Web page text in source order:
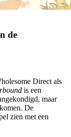
de
Direct als
is een
maar
De
zien met een